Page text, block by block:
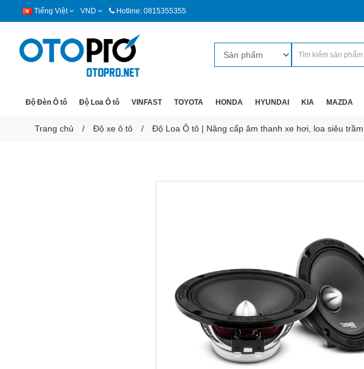
Tiếng Việt VND Hotline: 0815355355
Độ Đèn Ô tô Độ Loa Ô tô VINFAST TOYOTA HONDA HYUNDAI KIA MAZDA
Trang chủ Độ xe ô tô Độ Loa Ô tô | Nâng cấp âm thanh xe hơi, loa siêu